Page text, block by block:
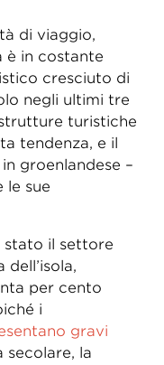
di viaggio,
è in costante
cresciuto di
negli ultimi tre
turistiche
tendenza, e il
groenlandese –
le sue
stato il settore
per cento
i
gravi
secolare, la